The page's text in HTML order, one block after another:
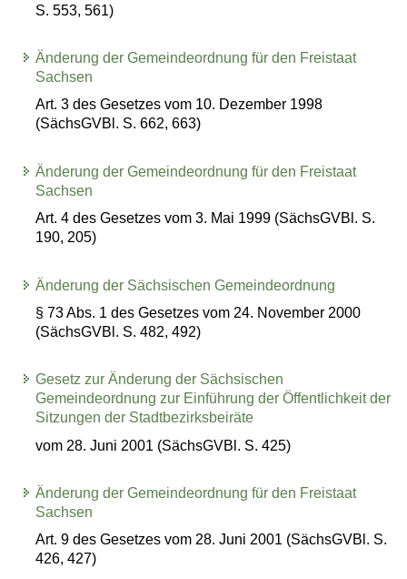
S. 553, 561)
Änderung der Gemeindeordnung für den Freistaat
Sachsen
Art. 3 des Gesetzes vom 10. Dezember 1998
(SächsGVBl. S. 662, 663)
Änderung der Gemeindeordnung für den Freistaat
Sachsen
Art. 4 des Gesetzes vom 3. Mai 1999 (SächsGVBl. S.
190, 205)
Änderung der Sächsischen Gemeindeordnung
§ 73 Abs. 1 des Gesetzes vom 24. November 2000
(SächsGVBl. S. 482, 492)
Gesetz zur Änderung der Sächsischen
Gemeindeordnung zur Einführung der Öffentlichkeit der
Sitzungen der Stadtbezirksbeiräte
vom 28. Juni 2001 (SächsGVBl. S. 425)
Änderung der Gemeindeordnung für den Freistaat
Sachsen
Art. 9 des Gesetzes vom 28. Juni 2001 (SächsGVBl. S.
426, 427)